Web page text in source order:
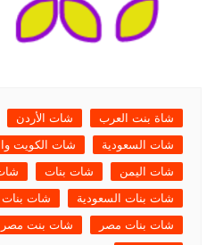
شاة بنت العرب شات الأردن
شات السعودية
شات الكويت
شات اليمن
شات بنات
شات بنات السعودية
شات بنات
شات بنات مصر
شات بنت مصر